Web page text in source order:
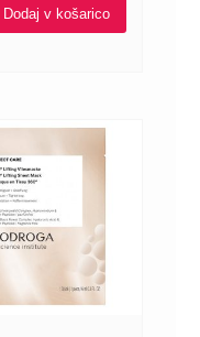
Dodaj v košarico